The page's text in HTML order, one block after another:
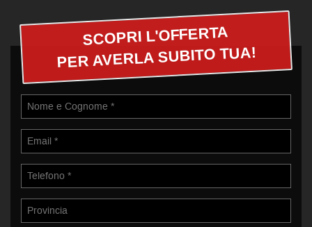
SCOPRI L'OFFERTA
PER AVERLA SUBITO TUA!